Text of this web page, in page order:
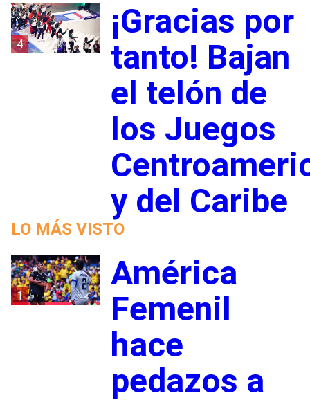
4
¡Gracias por
tanto! Bajan
el telón de
los Juegos
y del Caribe
LO MÁS VISTO
1
América
Femenil
hace
pedazos a